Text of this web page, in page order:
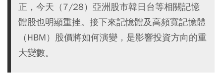
正，今天（7/28）亞洲股市韓日台等相關記憶
體股也明顯重挫。接下來記憶體及高頻寬記憶體
（HBM）股價將如何演變，是影響投資方向的重
大變數。